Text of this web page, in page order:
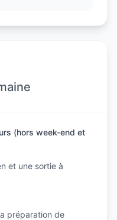
(hors week-end et
et une sortie à
préparation de